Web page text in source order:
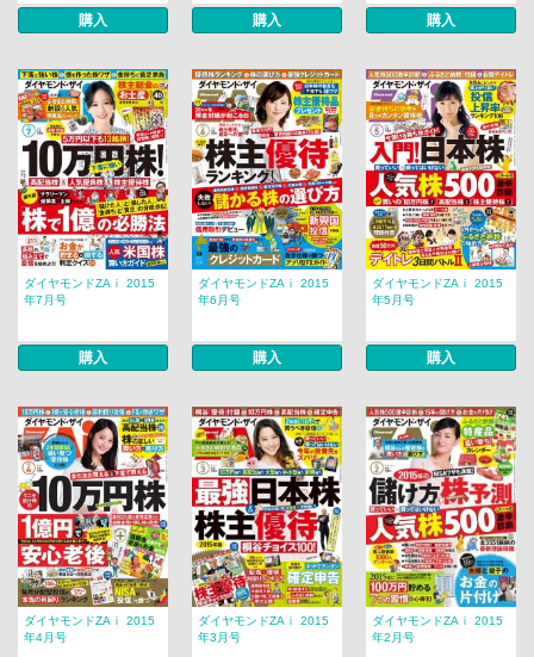
購入 購入 購入
ダイヤモンドZAｉ 2015
年7月号
購入
ダイヤモンドZAｉ 2015
年6月号
購入
ダイヤモンドZAｉ 2015
年5月号
購入
ダイヤモンドZAｉ 2015
年4月号
ダイヤモンドZAｉ 2015
年3月号
ダイヤモンドZAｉ 2015
年2月号